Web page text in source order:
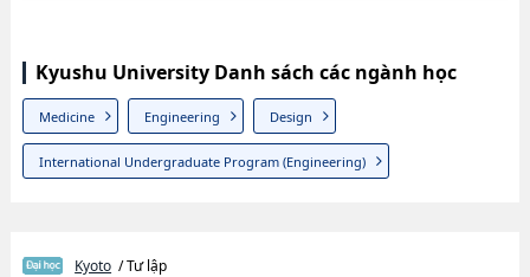
Kyushu University Danh sách các ngành học
Medicine Engineering Design
International Undergraduate Program (Engineering)
Kyoto / Tư lập